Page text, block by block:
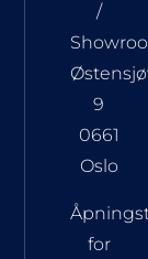
/
9
0661
Oslo
for